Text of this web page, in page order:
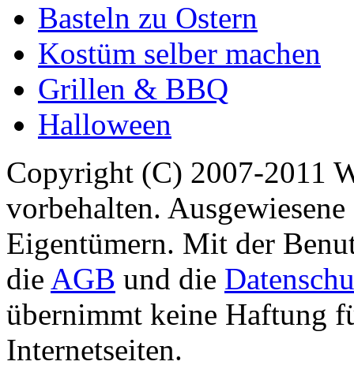
Basteln zu Ostern
Kostüm selber machen
Grillen & BBQ
Halloween
Copyright (C) 2007-2011
vorbehalten.
Eigentümern. Mit der
die AGB und die
übernimmt keine Haftung
Internetseiten.